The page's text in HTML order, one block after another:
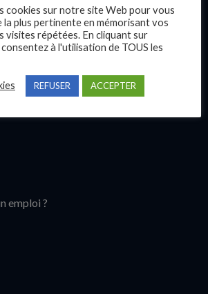
emploi ?
cookies sur notre site Web pour vous
plus pertinente en mémorisant vos
visites répétées. En cliquant sur
à l'utilisation de TOUS les
REFUSER ACCEPTER